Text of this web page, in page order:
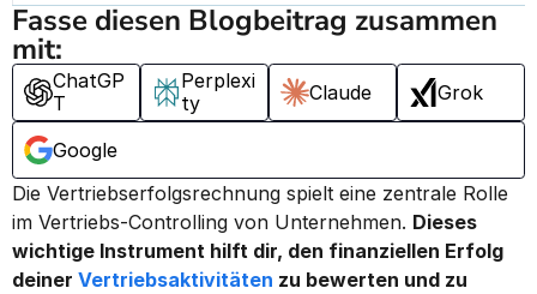
Fasse diesen Blogbeitrag zusammen
mit:
ChatGP
T
Perplexi
ty
Claude Grok
Google
Die Vertriebserfolgsrechnung spielt eine zentrale Rolle
im Vertriebs-Controlling von Unternehmen. Dieses
wichtige Instrument hilft dir, den finanziellen Erfolg
deiner Vertriebsaktivitäten zu bewerten und zu